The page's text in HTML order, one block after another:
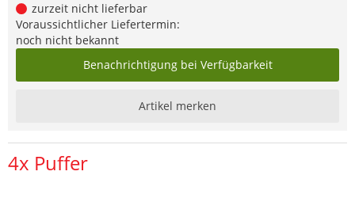
zurzeit nicht lieferbar
Voraussichtlicher Liefertermin:
noch nicht bekannt
Benachrichtigung bei Verfügbarkeit
Artikel merken
4x Puffer